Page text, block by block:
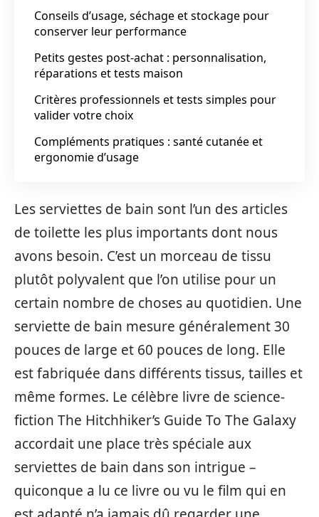
Conseils d’usage, séchage et stockage pour
conserver leur performance
Petits gestes post‑achat : personnalisation,
réparations et tests maison
Critères professionnels et tests simples pour
valider votre choix
Compléments pratiques : santé cutanée et
ergonomie d’usage
Les serviettes de bain sont l’un des articles
de toilette les plus importants dont nous
avons besoin. C’est un morceau de tissu
plutôt polyvalent que l’on utilise pour un
certain nombre de choses au quotidien. Une
serviette de bain mesure généralement 30
pouces de large et 60 pouces de long. Elle
est fabriquée dans différents tissus, tailles et
même formes. Le célèbre livre de science-
fiction The Hitchhiker’s Guide To The Galaxy
accordait une place très spéciale aux
serviettes de bain dans son intrigue –
quiconque a lu ce livre ou vu le film qui en